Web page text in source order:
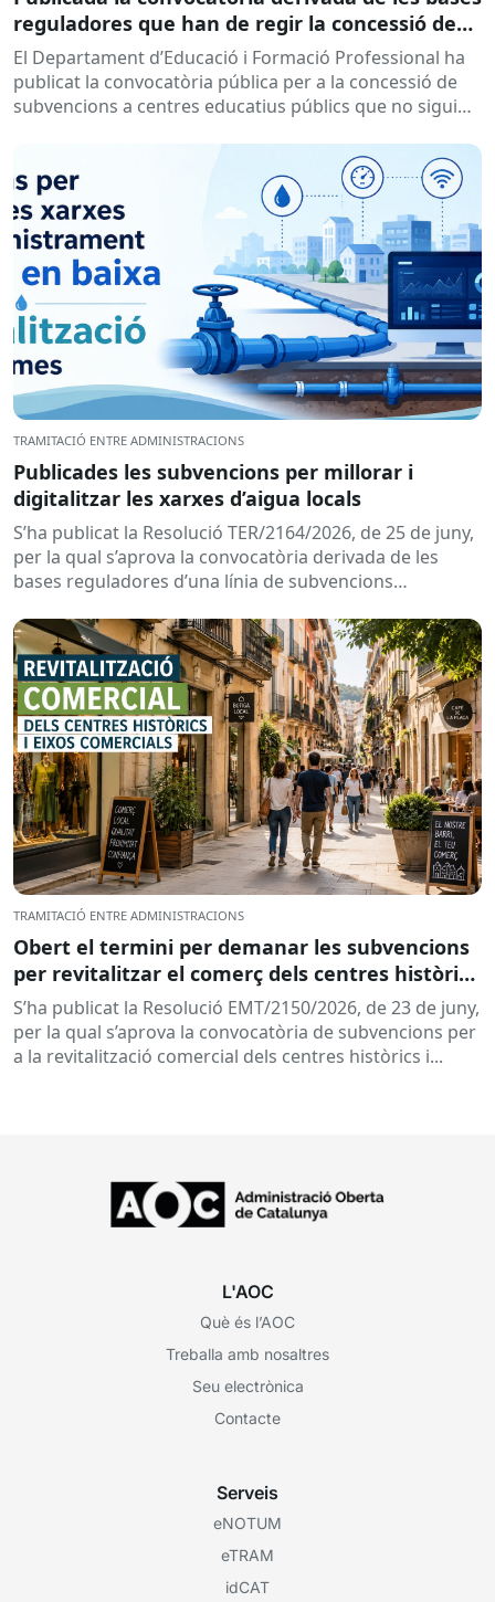
reguladores que han de regir la concessió de
subvencions a centres educatius, per al
desenvolupament de programes de formació i
inserció, durant el curs 2026-2027
El Departament d’Educació i Formació Professional ha
publicat la convocatòria pública per a la concessió de
subvencions a centres educatius públics que no siguin
TRAMITACIÓ ENTRE ADMINISTRACIONS
Publicades les subvencions per millorar i
digitalitzar les xarxes d’aigua locals
S’ha publicat la Resolució TER/2164/2026, de 25 de juny,
per la qual s’aprova la convocatòria derivada de les
bases reguladores d’una línia de subvencions
TRAMITACIÓ ENTRE ADMINISTRACIONS
Obert el termini per demanar les subvencions
per revitalitzar el comerç dels centres històrics
i eixos comercials de Catalunya
S’ha publicat la Resolució EMT/2150/2026, de 23 de juny,
per la qual s’aprova la convocatòria de subvencions per
a la revitalització comercial dels centres històrics i...
L'AOC
Què és l’AOC
Treballa amb nosaltres
Seu electrònica
Contacte
Serveis
eNOTUM
eTRAM
idCAT